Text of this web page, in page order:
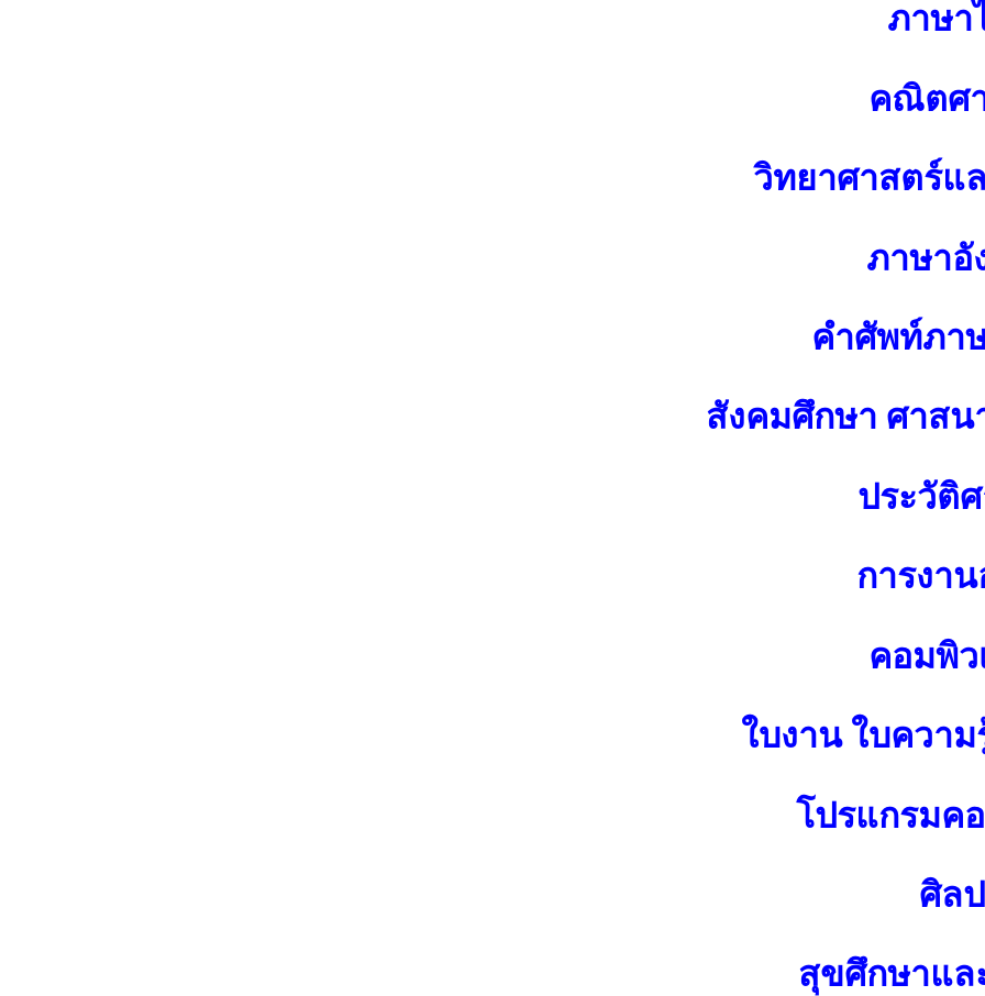
ภาษา
คณิตศ
วิทยาศาสตร์แ
ภาษาอั
คำศัพท์ภา
สังคมศึกษา ศาส
ประวัติ
การงา
คอมพิว
ใบงาน ใบควา
โปรแกรมค
ศิล
สุขศึกษาแล